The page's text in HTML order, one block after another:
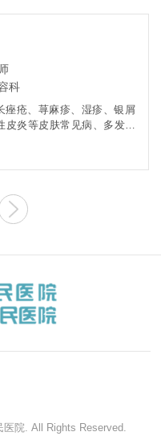
科
痤疮、荨麻疹、湿疹、银屑
皮炎等皮肤常见病、多发病
院. All Rights Reserved.